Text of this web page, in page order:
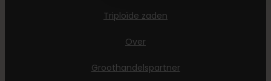
Triploïde zaden
Over
Groothandelspartner